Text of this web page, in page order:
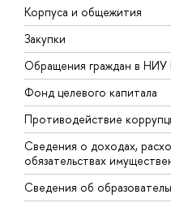
Корпуса и общежития
Закупки
Обращения граждан в
Фонд целевого капитала
Противодействие
Сведения о доходах,
обязательствах
Сведения об